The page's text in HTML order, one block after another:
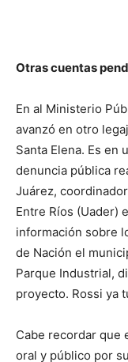
Otras cuentas
En al Ministerio
avanzó en otro
Santa Elena. Es en
denuncia pública
Juárez,
Entre Ríos (Uader)
información sobre
de Nación el
Parque Industrial,
proyecto. Rossi ya
Cabe recordar que
oral y público por